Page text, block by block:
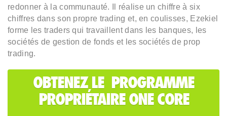
redonner à la communauté. Il réalise un chiffre à six
chiffres dans son propre trading et, en coulisses, Ezekiel
forme les traders qui travaillent dans les banques, les
sociétés de gestion de fonds et les sociétés de prop
trading.
OBTENEZ LE PROGRAMME
PROPRIÉTAIRE ONE CORE